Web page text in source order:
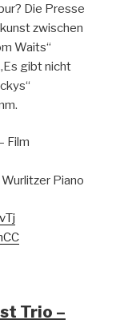
Die Presse
zwischen
Waits“
gibt nicht
Film
Piano
Trio –